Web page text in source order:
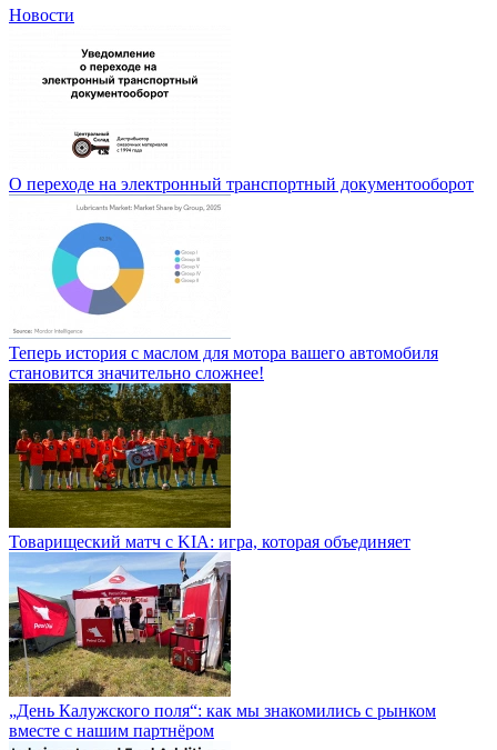
Новости
О переходе на электронный транспортный документооборот
Теперь история с маслом для мотора вашего автомобиля
становится значительно сложнее!
Товарищеский матч с KIA: игра, которая объединяет
„День Калужского поля“: как мы знакомились с рынком
вместе с нашим партнёром